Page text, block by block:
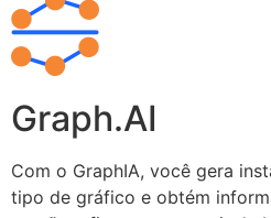
Graph.AI
Com o GraphIA, você gera
tipo de gráfico e obtém